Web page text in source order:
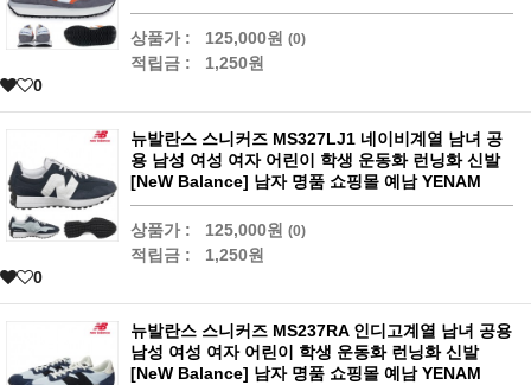
상품가 : 125,000원 (0)
적립금 :
1,250원
0
뉴발란스 스니커즈 MS327LJ1 네이비계열 남녀 공
용 남성 여성 여자 어린이 학생 운동화 런닝화 신발
[NeW Balance] 남자 명품 쇼핑몰 예남 YENAM
상품가 : 125,000원 (0)
적립금 :
1,250원
0
뉴발란스 스니커즈 MS237RA 인디고계열 남녀 공용
남성 여성 여자 어린이 학생 운동화 런닝화 신발
[NeW Balance] 남자 명품 쇼핑몰 예남 YENAM